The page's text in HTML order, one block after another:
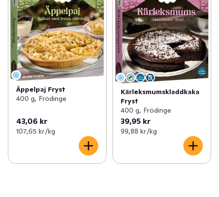
Äppelpaj Fryst
400 g, Frödinge
43,06 kr
107,65 kr /kg
Kärleksmumskladdkaka
Fryst
400 g, Frödinge
39,95 kr
99,88 kr /kg